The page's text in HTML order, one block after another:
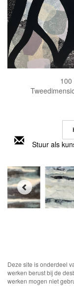
Stuur als
Deze site is onderdeel
werken berust bij de
werken mogen niet